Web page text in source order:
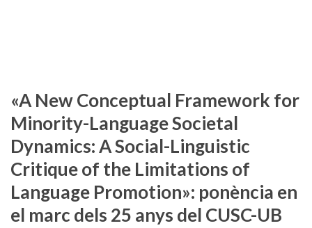
«A New Conceptual Framework for
Minority-Language Societal
Dynamics: A Social-Linguistic
Critique of the Limitations of
Language Promotion»: ponència en
el marc dels 25 anys del CUSC-UB